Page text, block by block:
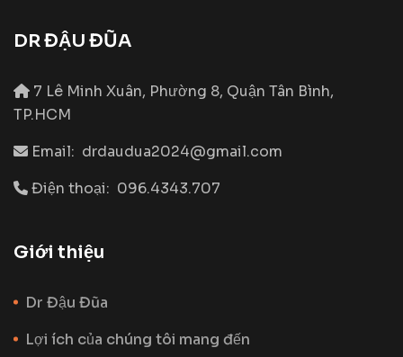
DR ĐẬU ĐŨA
7 Lê Minh Xuân, Phường 8, Quận Tân Bình,
TP.HCM
Email: drdaudua2024@gmail.com
Điện thoại: 096.4343.707
Giới thiệu
Dr Đậu Đũa
Lợi ích của chúng tôi mang đến